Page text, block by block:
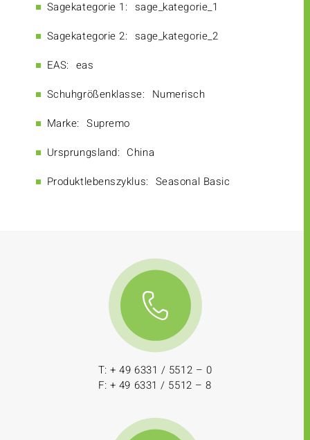
Sagekategorie 1: sage_kategorie_1
Sagekategorie 2: sage_kategorie_2
EAS: eas
Schuhgrößenklasse: Numerisch
Marke: Supremo
Ursprungsland: China
Produktlebenszyklus: Seasonal Basic
T: + 49 6331 / 5512 – 0
F: + 49 6331 / 5512 – 8